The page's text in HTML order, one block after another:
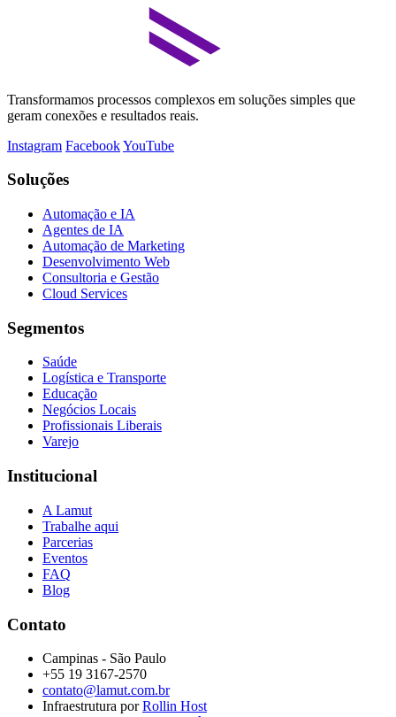
Transformamos processos complexos em soluções simples que
geram conexões e resultados reais.
Instagram FacebookYouTube
Soluções
Automação e IA
Agentes de IA
Automação de Marketing
Desenvolvimento Web
Consultoria e Gestão
Cloud Services
Segmentos
Saúde
Logística e Transporte
Educação
Negócios Locais
Profissionais Liberais
Varejo
Institucional
A Lamut
Trabalhe aqui
Parcerias
Eventos
FAQ
Blog
Contato
Campinas - São Paulo
+55 19 3167-2570
contato@lamut.com.br
Infraestrutura porRollin Host